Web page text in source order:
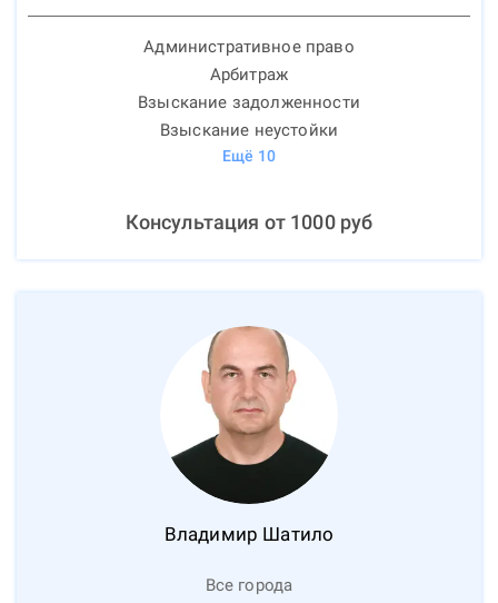
Административное право
Арбитраж
Взыскание задолженности
Взыскание неустойки
Ещё 10
Консультация от 1000руб
Владимир Шатило
Все города